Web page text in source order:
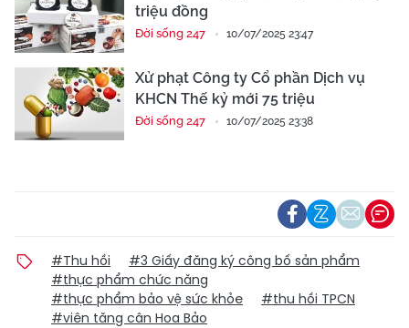
triệu đồng
Đời sống 247 10/07/2025 23:47
Xử phạt Công ty Cổ phần Dịch vụ
KHCN Thế kỷ mới 75 triệu
Đời sống 247 10/07/2025 23:38
#Thu hồi
#3 Giấy đăng ký công bố sản phẩm
#thực phẩm chức năng
#thực phẩm bảo vệ sức khỏe
#thu hồi TPCN
#viên tăng cân Hoa Bảo